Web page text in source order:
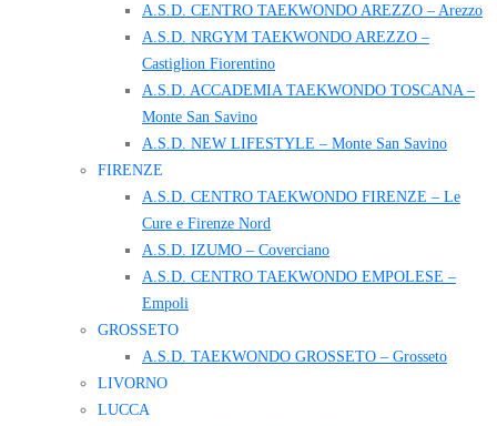
A.S.D. CENTRO TAEKWONDO AREZZO – Arezzo
A.S.D. NRGYM TAEKWONDO AREZZO –
Castiglion Fiorentino
A.S.D. ACCADEMIA TAEKWONDO TOSCANA –
Monte San Savino
A.S.D. NEW LIFESTYLE – Monte San Savino
FIRENZE
A.S.D. CENTRO TAEKWONDO FIRENZE – Le
Cure e Firenze Nord
A.S.D. IZUMO – Coverciano
A.S.D. CENTRO TAEKWONDO EMPOLESE –
Empoli
GROSSETO
A.S.D. TAEKWONDO GROSSETO – Grosseto
LIVORNO
LUCCA